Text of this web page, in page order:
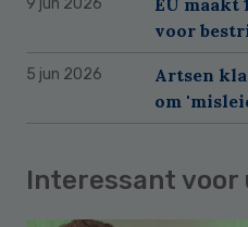
9 jun 2026
voor
5 jun 2026
Artsen
om
Interessant voor